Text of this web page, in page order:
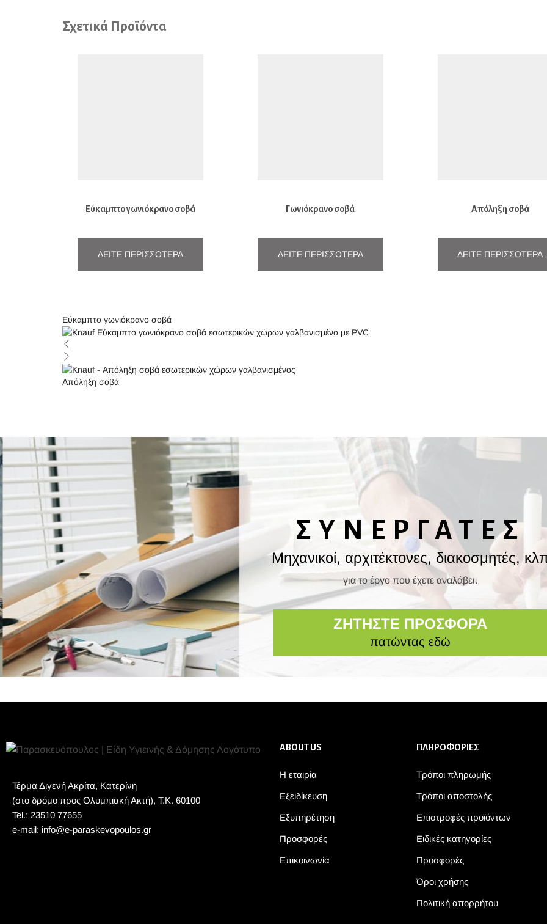
Σχετικά Προϊόντα
Εύκαμπτο γωνιόκρανο σοβά
ΔΕΊΤΕ ΠΕΡΙΣΣΌΤΕΡΑ
Γωνιόκρανο σοβά
ΔΕΊΤΕ ΠΕΡΙΣΣΌΤΕΡΑ
Απόληξη σοβά
ΔΕΊΤΕ ΠΕΡΙΣΣΌΤΕΡΑ
Εύκαμπτο γωνιόκρανο σοβά
Απόληξη σοβά
ΣΥΝΕΡΓΑΤΕΣ
Μηχανικοί, αρχιτέκτονες, διακοσμητές,
για το έργο που έχετε αναλάβει.
ΖΗΤΗΣΤΕ ΠΡΟΣΦΟΡΑ
πατώντας εδώ
Τέρμα Διγενή Ακρίτα, Κατερίνη
(στο δρόμο προς Ολυμπιακή Ακτή), Τ.Κ. 60100
Tel.: 23510 77655
e-mail: info@e-paraskevopoulos.gr
ABOUT US
Η εταιρία
Εξειδίκευση
Εξυπηρέτηση
Προσφορές
Επικοινωνία
ΠΛΗΡΟΦΟΡΙΕΣ
Τρόποι πληρωμής
Τρόποι αποστολής
Επιστροφές προϊόντων
Ειδικές κατηγορίες
Προσφορές
Όροι χρήσης
Πολιτική απορρήτου